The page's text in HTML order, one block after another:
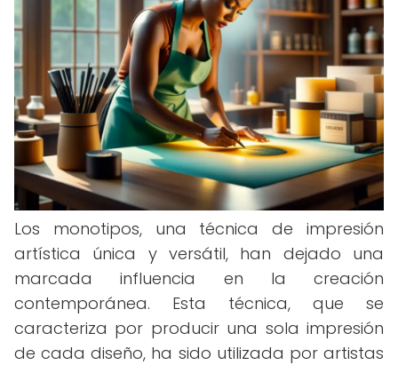
Los monotipos, una técnica de impresión
artística única y versátil, han dejado una
marcada influencia en la creación
contemporánea. Esta técnica, que se
caracteriza por producir una sola impresión
de cada diseño, ha sido utilizada por artistas